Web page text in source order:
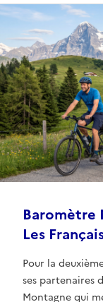
Baromètre
Les
Pour la
ses partenaires
Montagne qui